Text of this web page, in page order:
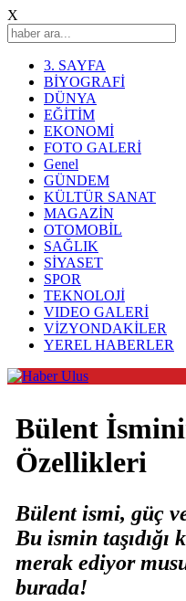
X
3. SAYFA
BİYOGRAFİ
DÜNYA
EĞİTİM
EKONOMİ
FOTO GALERİ
Genel
GÜNDEM
KÜLTÜR SANAT
MAGAZİN
OTOMOBİL
SAĞLIK
SİYASET
SPOR
TEKNOLOJİ
VIDEO GALERİ
VİZYONDAKİLER
YEREL HABERLER
Bülent
Özellikleri
Bülent ismi, güç
Bu ismin
merak ediyor
burada!